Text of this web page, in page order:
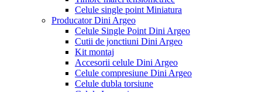
Celule single point Miniatura
Producator Dini Argeo
Celule Single Point Dini Argeo
Cutii de jonctiuni Dini Argeo
Kit montaj
Accesorii celule Dini Argeo
Celule compresiune Dini Argeo
Celule dubla torsiune